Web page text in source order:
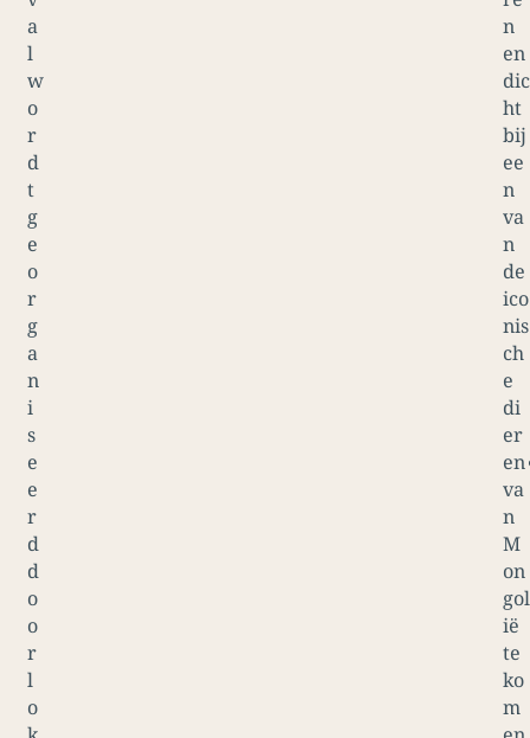
a
l
w
o
r
d
t
g
e
o
r
g
a
n
i
s
e
e
r
d
d
o
o
r
l
o
n
en
dic
ht
bij
ee
n
va
n
de
ico
nis
ch
e
di
er
en
va
n
M
on
gol
ië
te
ko
m